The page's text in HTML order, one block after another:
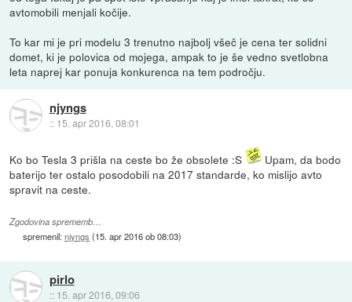
avtomobili menjali kočije.
To kar mi je pri modelu 3 trenutno najbolj všeč je cena ter solidni
domet, ki je polovica od mojega, ampak to je še vedno svetlobna
leta naprej kar ponuja konkurenca na tem področju.
njyngs
:: 15. apr 2016, 08:01
Ko bo Tesla 3 prišla na ceste bo že obsolete :S
Upam, da bodo
baterijo ter ostalo posodobili na 2017 standarde, ko mislijo avto
spravit na ceste.
Zgodovina sprememb…
spremenil:njyngs (15. apr 2016 ob 08:03)
pirlo
:: 15. apr 2016, 09:06